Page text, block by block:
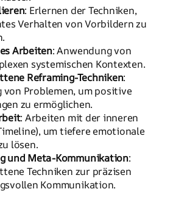
: Erlernen der Techniken,
Verhalten von Vorbildern zu
Arbeiten: Anwendung von
systemischen Kontexten.
Reframing-Techniken:
von Problemen, um positive
zu ermöglichen.
: Arbeiten mit der inneren
um tiefere emotionale
lösen.
und Meta-Kommunikation:
Techniken zur präzisen
Kommunikation.